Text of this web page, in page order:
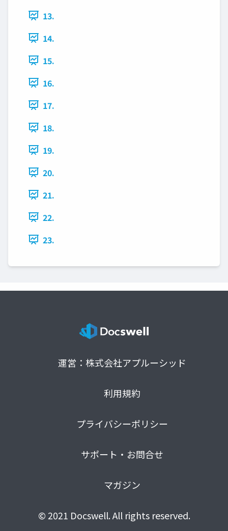
13.
14.
15.
16.
17.
18.
19.
20.
21.
22.
23.
運営：株式会社アプルーシッド
利用規約
プライバシーポリシー
サポート・お問合せ
マガジン
© 2021 Docswell. All rights reserved.